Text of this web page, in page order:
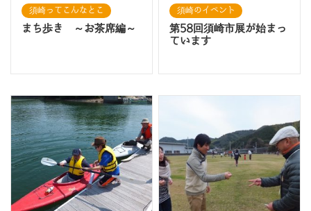
須崎ってこんなとこ
まち歩き ～お茶席編～
須崎のイベント
第58回須崎市展が始まっ
ています